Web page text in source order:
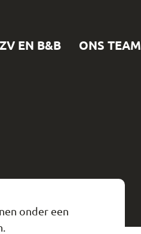
EN B&B ONS TEAM
onder een